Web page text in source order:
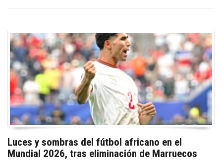
Luces y sombras del fútbol africano en el
Mundial 2026, tras eliminación de Marruecos